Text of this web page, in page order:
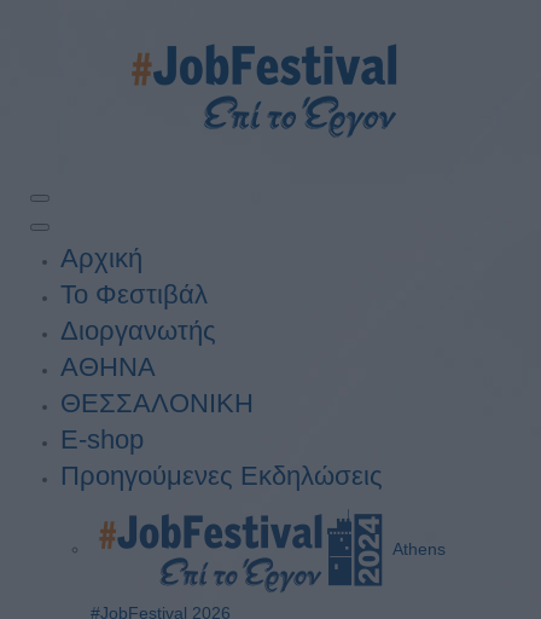
Αρχική
Το Φεστιβάλ
Διοργανωτής
ΑΘΗΝΑ
ΘΕΣΣΑΛΟΝΙΚΗ
E-shop
Προηγούμενες Εκδηλώσεις
Athens
#JobFestival 2026